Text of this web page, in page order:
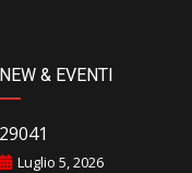
NEW & EVENTI
29041
Luglio 5, 2026